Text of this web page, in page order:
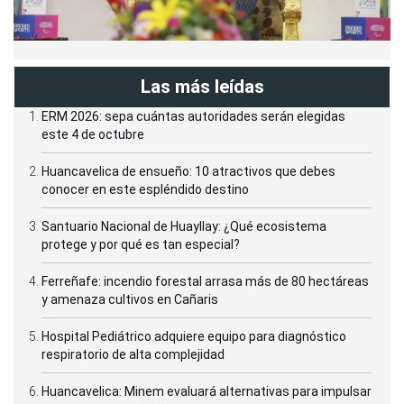
Las más leídas
ERM 2026: sepa cuántas autoridades serán elegidas
este 4 de octubre
Huancavelica de ensueño: 10 atractivos que debes
conocer en este espléndido destino
Santuario Nacional de Huayllay: ¿Qué ecosistema
protege y por qué es tan especial?
Ferreñafe: incendio forestal arrasa más de 80 hectáreas
y amenaza cultivos en Cañaris
Hospital Pediátrico adquiere equipo para diagnóstico
respiratorio de alta complejidad
Huancavelica: Minem evaluará alternativas para impulsar